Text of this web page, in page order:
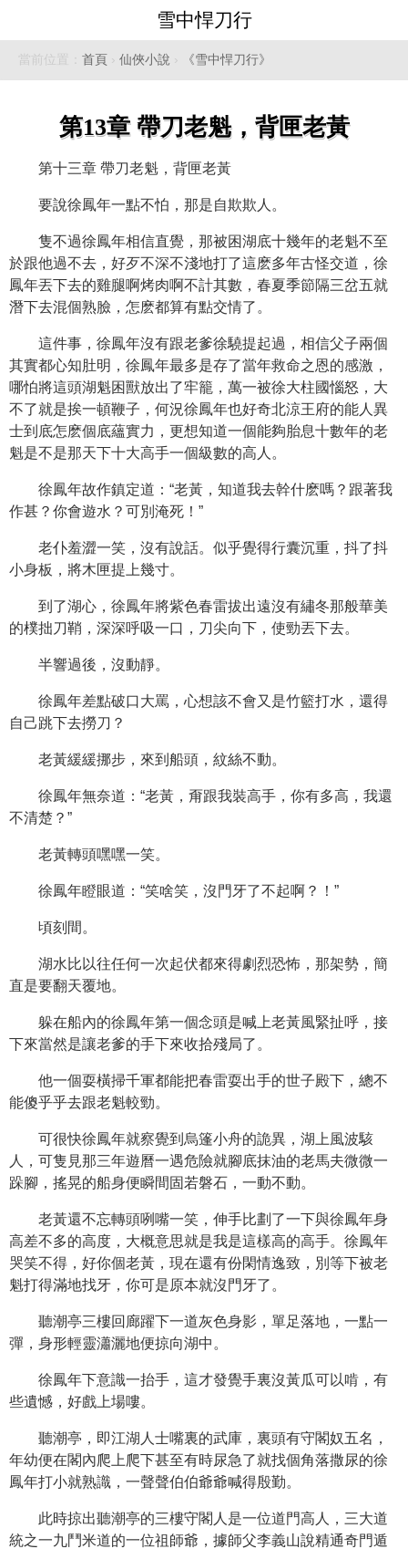
雪中悍刀行
當前位置： 首頁 › 仙俠小說 › 《雪中悍刀行》
第13章 帶刀老魁，背匣老黃
第十三章 帶刀老魁，背匣老黃
要說徐鳳年一點不怕，那是自欺欺人。
隻不過徐鳳年相信直覺，那被困湖底十幾年的老魁不至
於跟他過不去，好歹不深不淺地打了這麽多年古怪交道，徐
鳳年丟下去的雞腿啊烤肉啊不計其數，春夏季節隔三岔五就
潛下去混個熟臉，怎麽都算有點交情了。
這件事，徐鳳年沒有跟老爹徐驍提起過，相信父子兩個
其實都心知肚明，徐鳳年最多是存了當年救命之恩的感激，
哪怕將這頭湖魁困獸放出了牢籠，萬一被徐大柱國惱怒，大
不了就是挨一頓鞭子，何況徐鳳年也好奇北涼王府的能人異
士到底怎麽個底蘊實力，更想知道一個能夠胎息十數年的老
魁是不是那天下十大高手一個級數的高人。
徐鳳年故作鎮定道：“老黃，知道我去幹什麽嗎？跟著我
作甚？你會遊水？可別淹死！”
老仆羞澀一笑，沒有說話。似乎覺得行囊沉重，抖了抖
小身板，將木匣提上幾寸。
到了湖心，徐鳳年將紫色春雷拔出遠沒有繡冬那般華美
的樸拙刀鞘，深深呼吸一口，刀尖向下，使勁丟下去。
半響過後，沒動靜。
徐鳳年差點破口大罵，心想該不會又是竹籃打水，還得
自己跳下去撈刀？
老黃緩緩挪步，來到船頭，紋絲不動。
徐鳳年無奈道：“老黃，甭跟我裝高手，你有多高，我還
不清楚？”
老黃轉頭嘿嘿一笑。
徐鳳年瞪眼道：“笑啥笑，沒門牙了不起啊？！”
頃刻間。
湖水比以往任何一次起伏都來得劇烈恐怖，那架勢，簡
直是要翻天覆地。
躲在船內的徐鳳年第一個念頭是喊上老黃風緊扯呼，接
下來當然是讓老爹的手下來收拾殘局了。
他一個耍橫掃千軍都能把春雷耍出手的世子殿下，總不
能傻乎乎去跟老魁較勁。
可很快徐鳳年就察覺到烏篷小舟的詭異，湖上風波駭
人，可隻見那三年遊曆一遇危險就腳底抹油的老馬夫微微一
跺腳，搖晃的船身便瞬間固若磐石，一動不動。
老黃還不忘轉頭咧嘴一笑，伸手比劃了一下與徐鳳年身
高差不多的高度，大概意思就是我是這樣高的高手。徐鳳年
哭笑不得，好你個老黃，現在還有份閑情逸致，別等下被老
魁打得滿地找牙，你可是原本就沒門牙了。
聽潮亭三樓回廊躍下一道灰色身影，單足落地，一點一
彈，身形輕靈瀟灑地便掠向湖中。
徐鳳年下意識一抬手，這才發覺手裏沒黃瓜可以啃，有
些遺憾，好戲上場嘍。
聽潮亭，即江湖人士嘴裏的武庫，裏頭有守閣奴五名，
年幼便在閣內爬上爬下甚至有時尿急了就找個角落撒尿的徐
鳳年打小就熟識，一聲聲伯伯爺爺喊得殷勤。
此時掠出聽潮亭的三樓守閣人是一位道門高人，三大道
統之一九鬥米道的一位祖師爺，據師父李義山說精通奇門遁